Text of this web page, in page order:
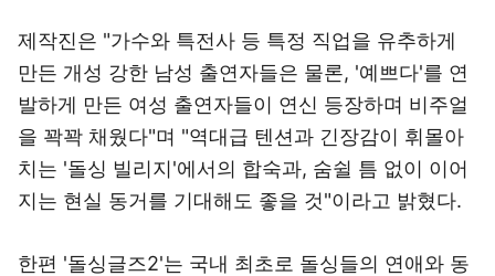
제작진은 "가수와 특전사 등 특정 직업을 유추하게
만든 개성 강한 남성 출연자들은 물론, '예쁘다'를 연
발하게 만든 여성 출연자들이 연신 등장하며 비주얼
을 꽉꽉 채웠다"며 "역대급 텐션과 긴장감이 휘몰아
치는 '돌싱 빌리지'에서의 합숙과, 숨쉴 틈 없이 이어
지는 현실 동거를 기대해도 좋을 것"이라고 밝혔다.
한편 '돌싱글즈2'는 국내 최초로 돌싱들의 연애와 동